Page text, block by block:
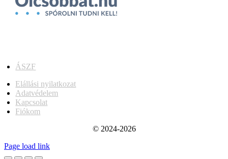
ÁSZF
Elállási nyilatkozat
Adatvédelem
Kapcsolat
Fiókom
© 2024-2026
Page load link